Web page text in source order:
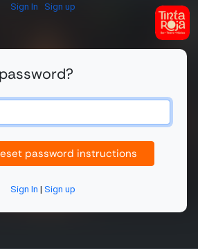
Sign In Sign up
password instructions
Sign In | Sign up